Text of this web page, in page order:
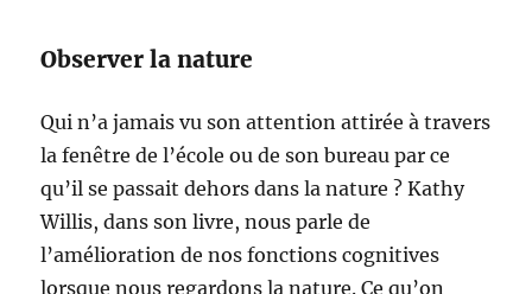
Observer la nature
Qui n’a jamais vu son attention attirée à travers
la fenêtre de l’école ou de son bureau par ce
qu’il se passait dehors dans la nature ? Kathy
Willis, dans son livre, nous parle de
l’amélioration de nos fonctions cognitives
lorsque nous regardons la nature. Ce qu’on